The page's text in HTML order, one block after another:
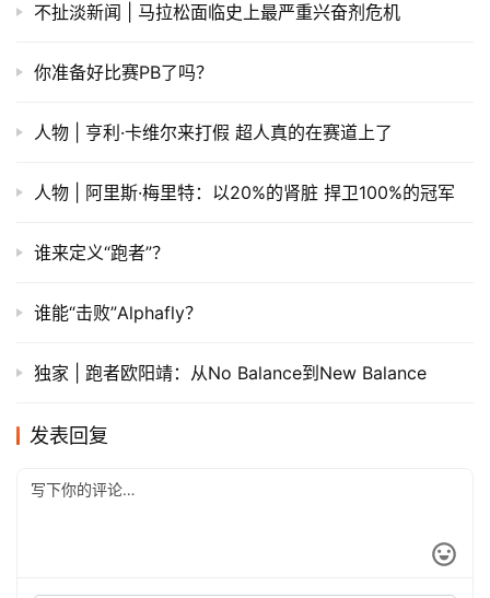
不扯淡新闻 | 马拉松面临史上最严重兴奋剂危机
你准备好比赛PB了吗？
人物 | 亨利·卡维尔来打假 超人真的在赛道上了
人物 | 阿里斯·梅里特：以20%的肾脏 捍卫100%的冠军
谁来定义“跑者”？
谁能“击败”Alphafly？
独家 | 跑者欧阳靖：从No Balance到New Balance
发表回复